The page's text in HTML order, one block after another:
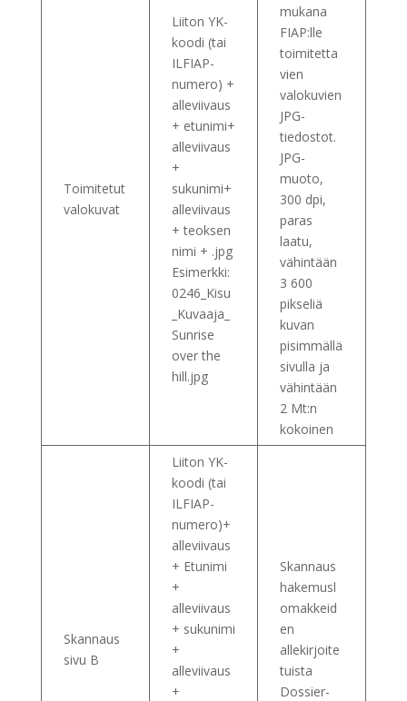
Toimitetut
valokuvat
Liiton YK-
koodi (tai
ILFIAP-
numero) +
alleviivaus
+ etunimi+
alleviivaus
+
sukunimi+
alleviivaus
+ teoksen
nimi + .jpg
Esimerkki:
0246_Kisu
_Kuvaaja_
Sunrise
over the
hill.jpg
mukana
FIAP:lle
toimitetta
vien
valokuvien
JPG-
tiedostot.
JPG-
muoto,
300 dpi,
paras
laatu,
vähintään
3 600
pikseliä
kuvan
pisimmällä
sivulla ja
vähintään
2 Mt:n
kokoinen
Skannaus
sivu B
Liiton YK-
koodi (tai
ILFIAP-
numero)+
alleviivaus
+ Etunimi
+
alleviivaus
+ sukunimi
+
alleviivaus
+
Skannaus
hakemusl
omakkeid
en
allekirjoite
tuista
Dossier-